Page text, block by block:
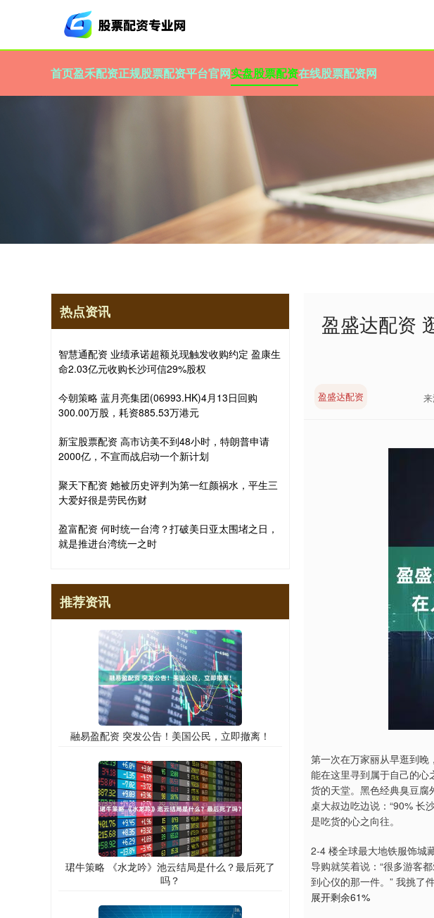
首页盈禾配资正规股票配资平台官网实盘股票配资在线股票配资网
盈盛达配资
盈盛达配资
第一次在万家丽从早逛到
能在这里寻到属于自己的
货的天堂。黑色经典臭豆
桌大叔边吃边说：“90% 长
是吃货的心之向往。
2-4 楼全球最大地铁服饰城
导购就笑着说：“很多游客
到心仪的那一件。” 我挑了
展开剩余61%
热点资讯
智慧通配资 业绩承诺超额兑现触发收购约定 盈康生
命2.03亿元收购长沙珂信29%股权
今朝策略 蓝月亮集团(06993.HK)4月13日回购
300.00万股，耗资885.53万港元
新宝股票配资 高市访美不到48小时，特朗普申请
2000亿，不宣而战启动一个新计划
聚天下配资 她被历史评判为第一红颜祸水，平生三
大爱好很是劳民伤财
盈富配资 何时统一台湾？打破美日亚太围堵之日，
就是推进台湾统一之时
推荐资讯
融易盈配资 突发公告！美国公民，立即撤离！
珺牛策略 《水龙吟》池云结局是什么？最后死了
吗？